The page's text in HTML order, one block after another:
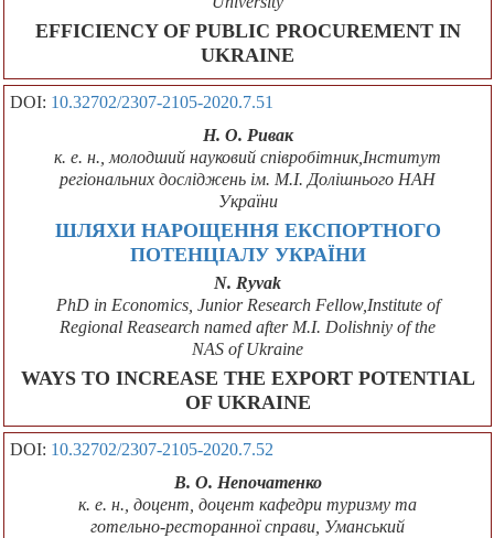
EFFICIENCY OF PUBLIC PROCUREMENT IN
UKRAINE
DOI: 10.32702/2307-2105-2020.7.51
Н. О. Ривак
к. е. н., молодший науковий співробітник,Інститут
регіональних досліджень ім. М.І. Долішнього НАН
України
ШЛЯХИ НАРОЩЕННЯ EКСПОРТНОГО
ПОТЕНЦІАЛУ УКРАЇНИ
N. Ryvak
PhD in Economics, Junior Research Fellow,Institute of
Regional Reasearch named after M.I. Dolishniy of the
NAS of Ukraine
WAYS TO INCREASE THE EXPORT POTENTIAL
OF UKRAINE
DOI: 10.32702/2307-2105-2020.7.52
В. О. Непочатенко
к. е. н., доцент, доцент кафедри туризму та
готельно-ресторанної справи, Уманський